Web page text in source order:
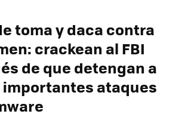
toma y daca contra
crackean al FBI
de que detengan a
ataques